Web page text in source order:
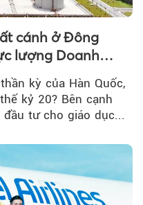
cánh ở Đông
lượng Doanh
kỳ của Hàn Quốc,
kỷ 20? Bên cạnh
tư cho giáo dục...